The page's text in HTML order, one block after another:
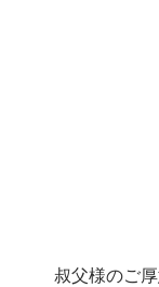
叔父様のご